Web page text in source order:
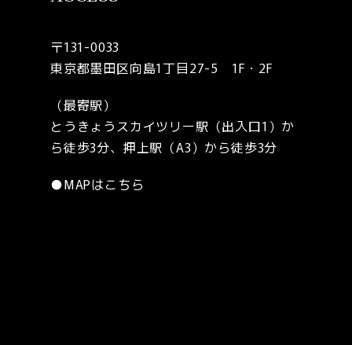
〒131-0033
東京都墨田区向島1丁目27-5 1F・2F
（最寄駅）
とうきょうスカイツリー駅（出入口1）か
ら徒歩3分、押上駅（A3）から徒歩3分
●MAPはこちら